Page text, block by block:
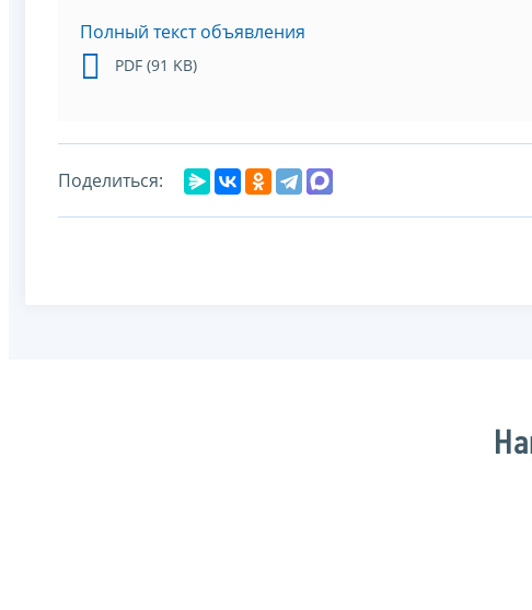
Полный текст объявления
PDF (91 KB)
Поделиться: